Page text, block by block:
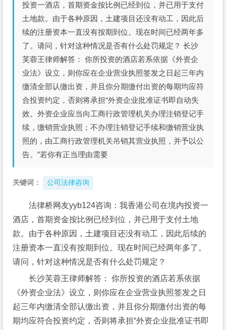
投资一酒店，首期资金按比例已经到位，并已用于支付
土地款。由于各种原因，土建项目还没有动工，因此后
续的注册资本一直没有按期到位。现在时间已经两年多
了。请问，针对这种情况是否有什么处罚规定？ 长沙
芙蓉王律师解答： 你所投资的酒店若系依据《外资企
业法》设立，则你应在企业营业执照签发之日起三年内
缴清全部认缴出资，并且你分期缴付出资的每期均应符
合投资约定，否则将承担“外资企业批准证书即自动失
效。外资企业应当向工商行政管理机关办理注销登记手
续，缴销营业执照；不办理注销登记手续和缴销营业执
照的，由工商行政管理机关吊销其营业执照，并予以公
告。”若你有正当理由需要
关键词： 公司法律咨询
法律桥网友yyb124咨询：我香港公司在境内投资一
酒店，首期资金按比例已经到位，并已用于支付土地
款。由于各种原因，土建项目还没有动工，因此后续的
注册资本一直没有按期到位。现在时间已经两年多了。
请问，针对这种情况是否有什么处罚规定？
长沙芙蓉王律师解答： 你所投资的酒店若系依据
《外资企业法》设立，则你应在企业营业执照签发之日
起三年内缴清全部认缴出资，并且你分期缴付出资的每
期均应符合投资约定，否则将承担“外资企业批准证书即